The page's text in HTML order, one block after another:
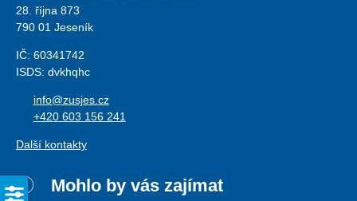
28. října 873
790 01 Jeseník
IČ: 60341742
ISDS: dvkhqhc
info@zusjes.cz
+420 603 156 241
Další kontakty
Mohlo by vás zajímat